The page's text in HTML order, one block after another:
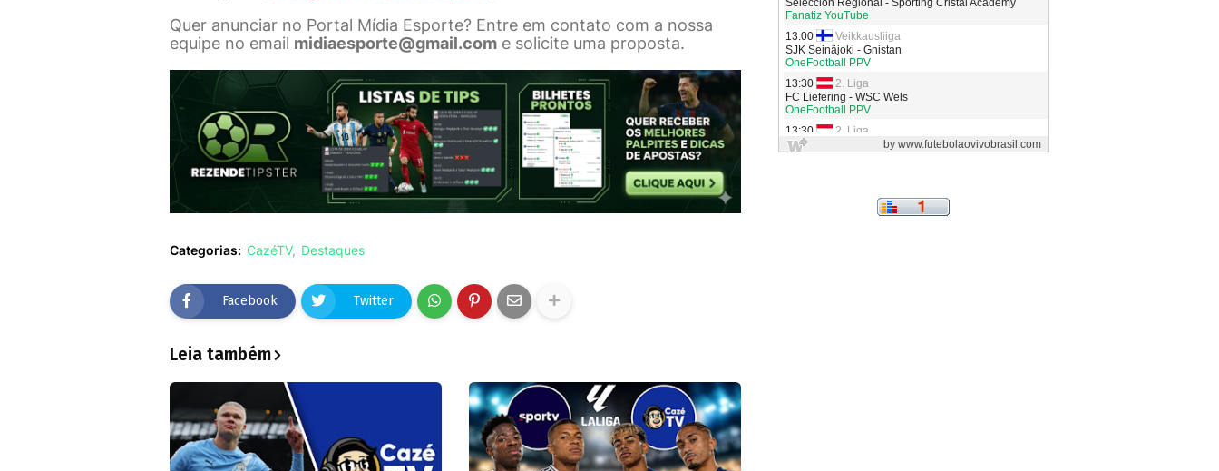
Quer anunciar no Portal Mídia Esporte? Entre em contato com a nossa
equipe no email midiaesporte@gmail.com e solicite uma proposta.
Categorias: CazéTV Destaques
Facebook Twitter
Leia também